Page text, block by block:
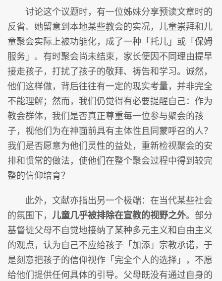
讨论这个议题时，有一位姊妹分享预读文章时的
反省。她留意到本地某些教会的实况，儿童崇拜和儿
童聚会实际上被功能化，成了一种「托儿」或「保姆
服务」。有时聚会尚未结束，家长便因不同理由提早
接走孩子，打扰了孩子的敬拜、祷告和学习。诚然，
他们这样做，背后往往有一定的现实考量，并非完全
不能理解；然而，我们仍觉得有必要提醒自己：作为
教会群体，我们是否真正尊重每一位参与聚会的孩
子，视他们为在神面前具有主体性且同蒙呼召的人？
我们是否愿意为他们灵性的益处，重新检视聚会的安
排和惯常的做法，使他们在整个聚会过程中得到较完
整的信仰培育？
此外，文献亦指出另一个极端：在当代某些社会
的氛围下， 儿童几乎被排除在宣教的视野之外。部分
基督徒父母不自觉地接纳了某种多元主义和自由主义
的观点，认为自己不应给孩子「加添」宗教承诺，于
是刻意把孩子的信仰视作「完全个人的选择」，不愿
给他们提供任何具体的引导。父母既没有通过自身的